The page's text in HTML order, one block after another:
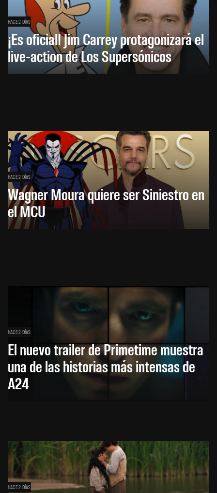
HACE 2 DÍAS
¡Es oficial! Jim Carrey protagonizará el
live-action de Los Supersónicos
HACE 2 DÍAS
Wagner Moura quiere ser Siniestro en
el MCU
HACE 2 DÍAS
El nuevo trailer de Primetime muestra
una de las historias más intensas de
A24
HACE 2 DÍAS